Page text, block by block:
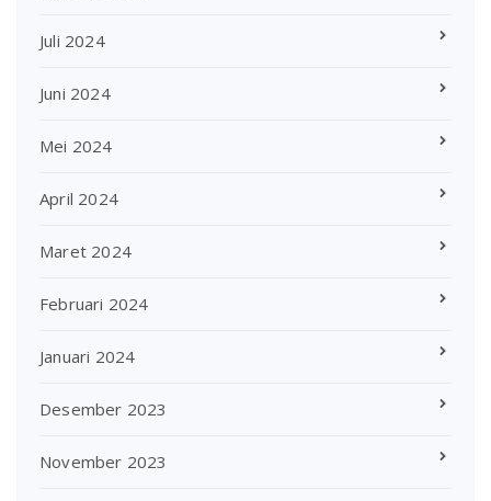
Juli 2024
Juni 2024
Mei 2024
April 2024
Maret 2024
Februari 2024
Januari 2024
Desember 2023
November 2023